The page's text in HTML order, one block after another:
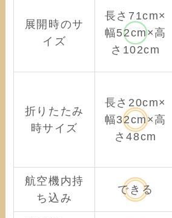
展開時のサ
イズ
長さ71cm×
幅52cm×高
さ102cm
折りたたみ
時サイズ
長さ20cm×
幅32cm×高
さ48cm
航空機内持
ち込み
できる